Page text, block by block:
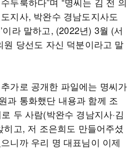
지사, 박완수 경남도지사도
이라 말하고, (2022년) 3월 (서
원 당선도 자신 덕분이라고 말
가로 공개한 파일에는 명씨가
과 통화했단 내용과 함께 조
두 사람(박완수 경남지사·김
고, 저 조은희도 만들어주셨
니까 우리 명 대표님이 이제